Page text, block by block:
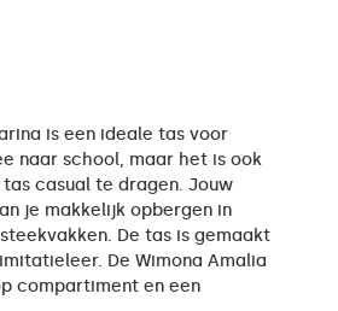
is een ideale tas voor
naar school, maar het is ook
casual te dragen. Jouw
je makkelijk opbergen in
De tas is gemaakt
De Wimona Amalia
compartiment en een